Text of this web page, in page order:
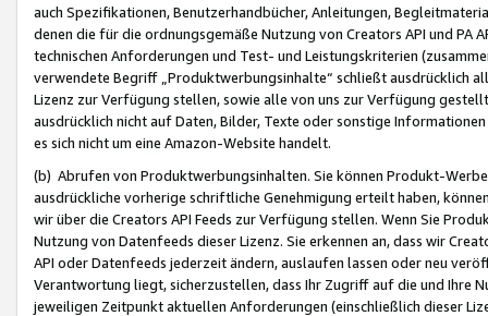
auch Spezifikationen, Benutzerhandbücher, Anleitungen,
denen die für die ordnungsgemäße Nutzung von Creators API und PA
technischen Anforderungen und Test- und Leistungskriterien
verwendete Begriff „Produktwerbungsinhalte“ schließt ausdrücklich
Lizenz zur Verfügung stellen, sowie alle von uns zur Verfügung
ausdrücklich nicht auf Daten, Bilder, Texte oder sonstige
es sich nicht um eine Amazon-Website handelt.
(b) Abrufen von Produktwerbungsinhalten. Sie können Produkt-
ausdrückliche vorherige schriftliche Genehmigung erteilt haben,
wir über die Creators API Feeds zur Verfügung stellen. Wenn Sie
Nutzung von Datenfeeds dieser Lizenz. Sie erkennen an, dass wir
API oder Datenfeeds jederzeit ändern, auslaufen lassen oder neu
Verantwortung liegt, sicherzustellen, dass Ihr Zugriff auf die und Ihre
jeweiligen Zeitpunkt aktuellen Anforderungen (einschließlich dieser